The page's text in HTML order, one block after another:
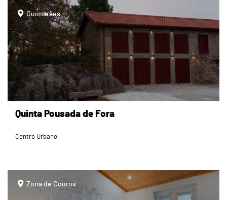
page
Guimarães
Quinta Pousada de Fora
Centro Urbano
Zona de Couros